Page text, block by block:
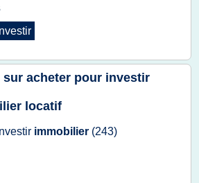
sur acheter pour investir
locatif
immobilier (243)